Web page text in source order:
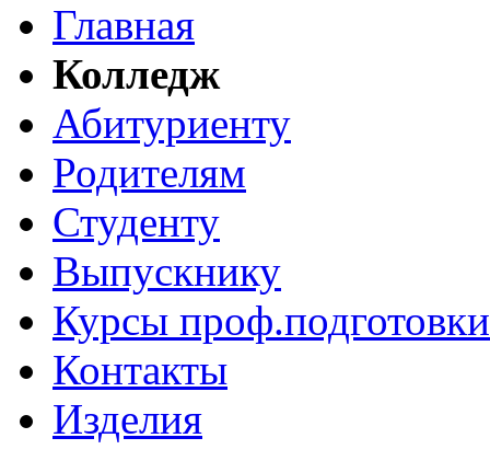
Главная
Колледж
Абитуриенту
Родителям
Студенту
Выпускнику
Курсы проф.подготовки
Контакты
Изделия